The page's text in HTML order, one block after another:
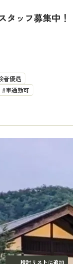
タッフ募集中！
者優遇
車通勤可
検討リストに追加